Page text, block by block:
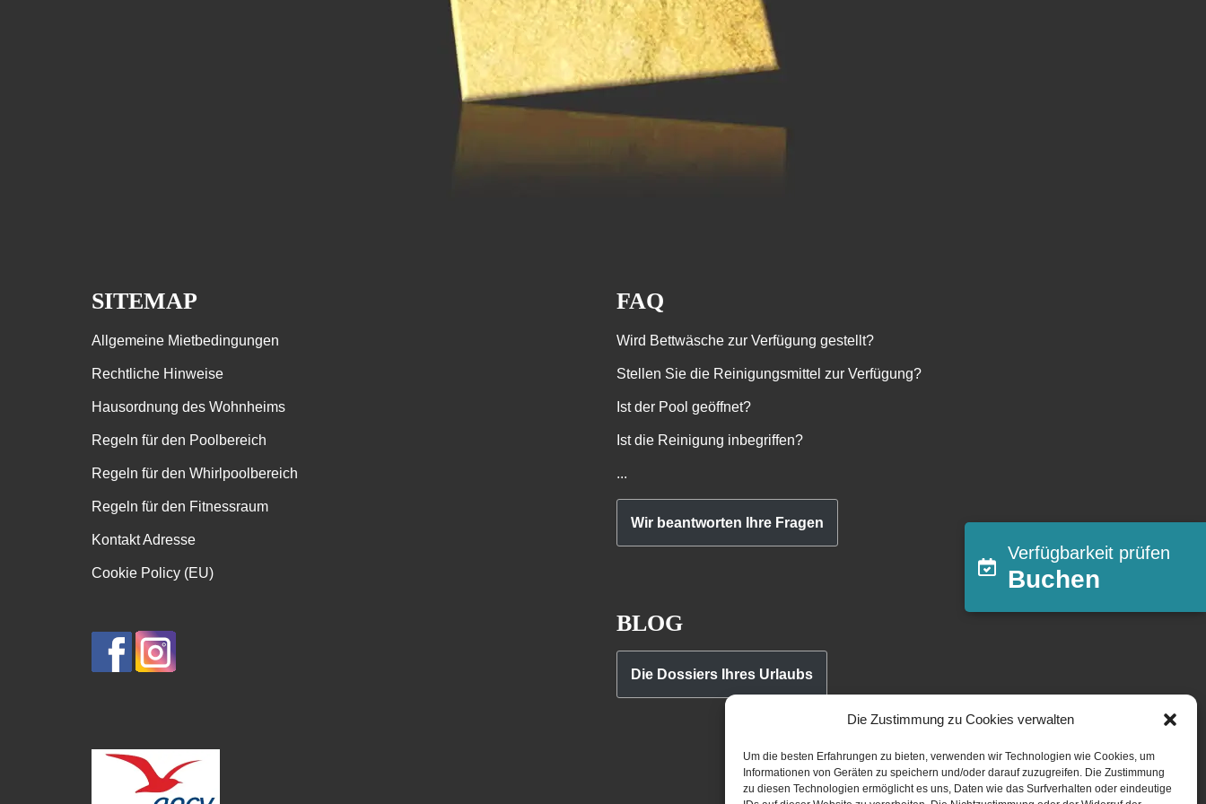
Die Zustimmung zu Cookies verwalten
Um die besten Erfahrungen zu bieten, verwenden wir Technologien wie Cookies, um
Informationen von Geräten zu speichern und/oder darauf zuzugreifen. Die Zustimmung
zu diesen Technologien ermöglicht es uns, Daten wie das Surfverhalten oder eindeutige
Verfügbarkeit prüfen
Buchen
SITEMAP
Allgemeine Mietbedingungen
Rechtliche Hinweise
Hausordnung des Wohnheims
Regeln für den Poolbereich
Regeln für den Whirlpoolbereich
Regeln für den Fitnessraum
Kontakt Adresse
Cookie Policy (EU)
FAQ
Wird Bettwäsche zur Verfügung gestellt?
Stellen Sie die Reinigungsmittel zur Verfügung?
Ist der Pool geöffnet?
Ist die Reinigung inbegriffen?
...
Wir beantworten Ihre Fragen
BLOG
Die Dossiers Ihres Urlaubs